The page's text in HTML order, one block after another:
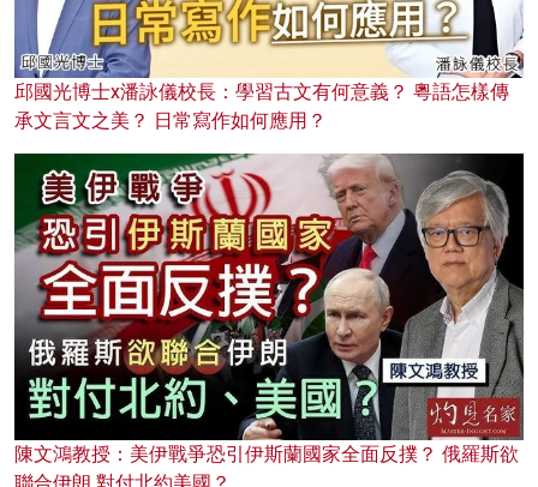
邱國光博士x潘詠儀校長：學習古文有何意義？ 粵語怎樣傳
承文言文之美？ 日常寫作如何應用？
陳文鴻教授：美伊戰爭恐引伊斯蘭國家全面反撲？ 俄羅斯欲
聯合伊朗 對付北約美國？